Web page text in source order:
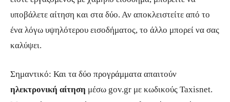
υποβάλετε αίτηση και στα δύο. Αν αποκλειστείτε από το
ένα λόγω υψηλότερου εισοδήματος, το άλλο μπορεί να σας
καλύψει.
Σημαντικό: Και τα δύο προγράμματα απαιτούν
ηλεκτρονική αίτηση μέσω gov.gr με κωδικούς Taxisnet.